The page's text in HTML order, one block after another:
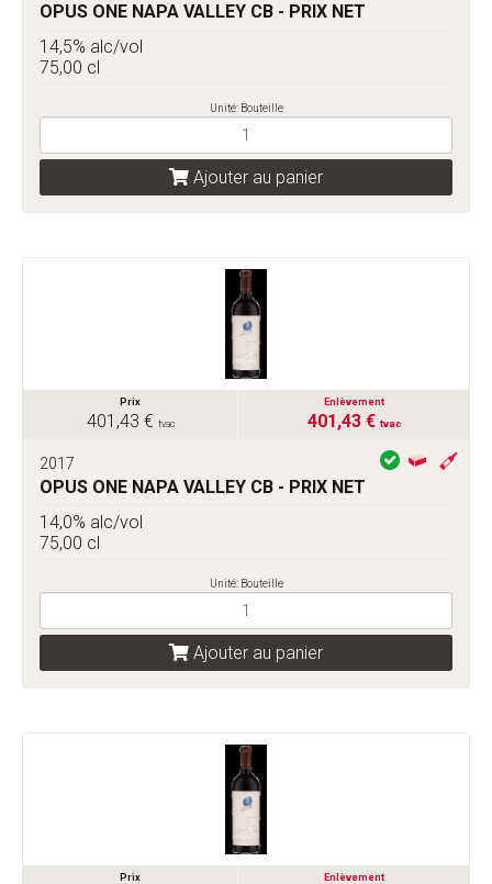
OPUS ONE NAPA VALLEY CB - PRIX NET
14,5% alc/vol
75,00 cl
Unité: Bouteille
Ajouter au panier
Prix
401,43 € tvac
Enlèvement
401,43 € tvac
2017
OPUS ONE NAPA VALLEY CB - PRIX NET
14,0% alc/vol
75,00 cl
Unité: Bouteille
Ajouter au panier
Prix Enlèvement